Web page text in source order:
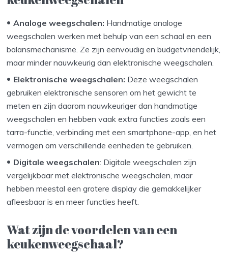
Analoge weegschalen: Handmatige analoge
weegschalen werken met behulp van een schaal en een
balansmechanisme. Ze zijn eenvoudig en budgetvriendelijk,
maar minder nauwkeurig dan elektronische weegschalen.
Elektronische weegschalen: Deze weegschalen
gebruiken elektronische sensoren om het gewicht te
meten en zijn daarom nauwkeuriger dan handmatige
weegschalen en hebben vaak extra functies zoals een
tarra-functie, verbinding met een smartphone-app, en het
vermogen om verschillende eenheden te gebruiken.
Digitale weegschalen: Digitale weegschalen zijn
vergelijkbaar met elektronische weegschalen, maar
hebben meestal een grotere display die gemakkelijker
afleesbaar is en meer functies heeft.
Wat zijn de voordelen van een
keukenweegschaal?